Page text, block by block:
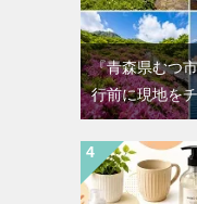
『青森県むつ
行前に現地を